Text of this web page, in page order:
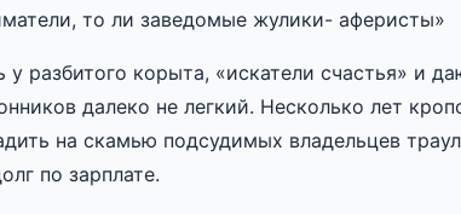
то ли заведомые жулики- аферисты»
у разбитого корыта, «искатели счастья» и
далеко не легкий. Несколько лет
на скамью подсудимых владельцев
по зарплате.